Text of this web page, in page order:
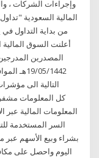
وإجراءات الشركات ،
المالية السعودية
أعلنت السوق
المصدرين
المعلومات المالية عبر
اليوم واحصل على مكافأة قد تصل حتى